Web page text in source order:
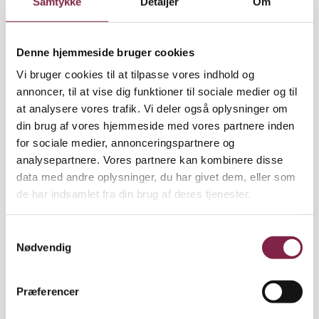
Denne hjemmeside bruger cookies
Vi bruger cookies til at tilpasse vores indhold og
annoncer, til at vise dig funktioner til sociale medier og til
at analysere vores trafik. Vi deler også oplysninger om
din brug af vores hjemmeside med vores partnere inden
for sociale medier, annonceringspartnere og
analysepartnere. Vores partnere kan kombinere disse
data med andre oplysninger, du har givet dem, eller som
de har indsamlet fra din brug af deres tjenester.
Nødvendig
Præferencer
videre eller bruges i anden sammenhæng uden
forældrenes samtykke," siger han.
Med en sådan skriftlig erklæring vil Jørgen
Frederiksen i virkeligheden blot sikre sig, at den
gældende lov bliver overholdt.
Det er i forvejen ulovligt at videresælge billeder af
børn under 15 år uden deres samtykke. Eller - hvis
børnene er døde - deres forældres samtykke,
oplyser Oluf Jørgensen, der er lektor i pressejura
ved Danmarks Journalisthøjskole.
også praksis, at Jydsk Skolefoto indhenter
samtykke-erklæringer fra forældrene, inden firmaet